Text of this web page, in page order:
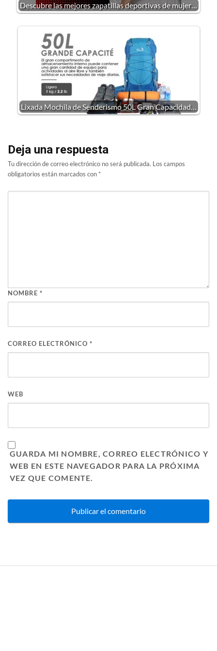
Descubre las mejores zapatillas deportivas de mujer…
Lixada Mochila de Senderismo 50L Gran Capacidad…
Deja una respuesta
Tu dirección de correo electrónico no será publicada. Los campos
obligatorios están marcados con *
NOMBRE *
CORREO ELECTRÓNICO *
WEB
GUARDA MI NOMBRE, CORREO ELECTRÓNICO Y
WEB EN ESTE NAVEGADOR PARA LA PRÓXIMA
VEZ QUE COMENTE.